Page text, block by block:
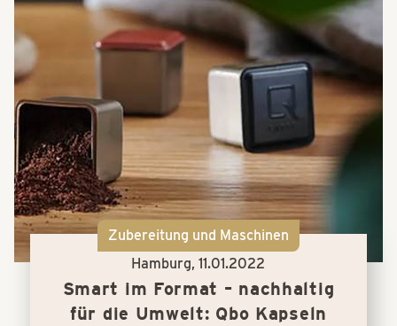
Zubereitung und Maschinen
Hamburg,11.01.2022
Smart im Format – nachhaltig
für die Umwelt: Qbo Kapseln